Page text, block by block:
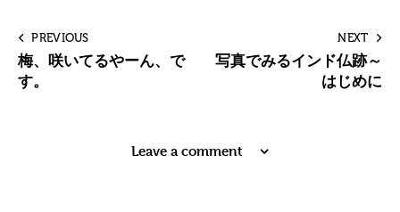
PREVIOUS
梅、咲いてるやーん、で
す。
NEXT
写真でみるインド仏跡～
はじめに
Leave a comment